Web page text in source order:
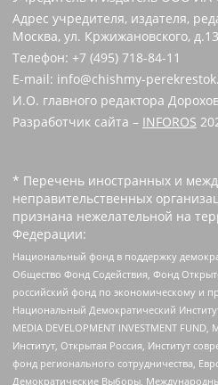
Адрес учредителя, издателя,
Москва, ул. Кржижановского,
Телефон: +7 (495) 718-84-11
E-mail: info@chishmy-
И.О. главного редактора
Разработчик сайта – INFOROS
* Перечень иностранных и
неправительственных
признана нежелательной на
Федерации:
Национальный фонд в поддержку
Общество Фонд Содействия, Фонд
российский фонд по экономическому и
Национальный Демократический
MEDIA DEVELOPMENT INVESTMENT
Институт, Открытая Россия, Институт
фонд регионального сотрудничества,
Демократические Выборы,